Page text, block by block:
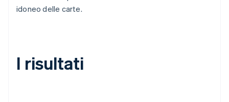
idoneo delle carte.
I risultati